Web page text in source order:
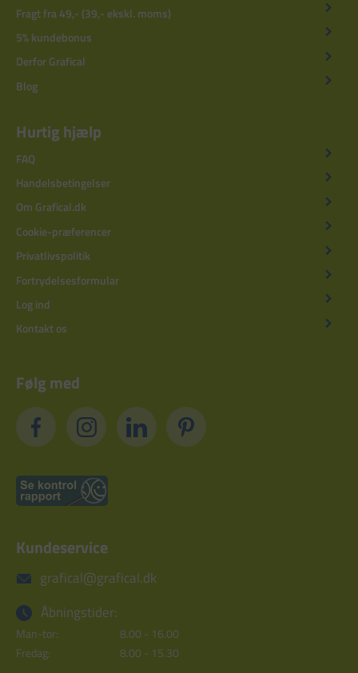
Fragt fra 49,- (39,- ekskl. moms)
5% kundebonus
Derfor Grafical
Blog
Hurtig hjælp
FAQ
Handelsbetingelser
Om Grafical.dk
Cookie-præferencer
Privatlivspolitik
Fortrydelsesformular
Log ind
Kontakt os
Følg med
Kundeservice
grafical@grafical.dk
Åbningstider:
Man-tor:
8.00 - 16.00
Fredag:
8.00 - 15.30